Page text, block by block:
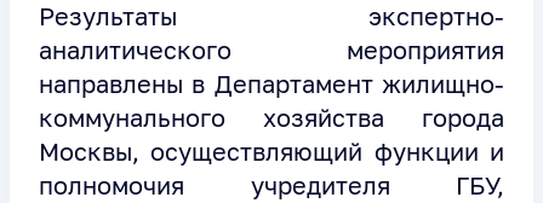
Результаты экспертно-
аналитического мероприятия
направлены в Департамент жилищно-
коммунального хозяйства города
Москвы, осуществляющий функции и
полномочия учредителя ГБУ,